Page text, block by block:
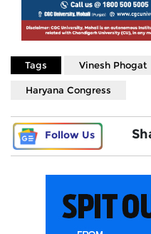
Tags Vinesh Phogat
Haryana Congress
Follow Us